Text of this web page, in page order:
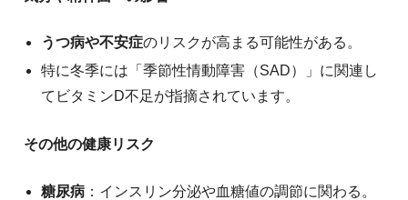
うつ病や不安症のリスクが高まる可能性がある。
特に冬季には「季節性情動障害（SAD）」に関連し
てビタミンD不足が指摘されています。
その他の健康リスク
糖尿病 ：インスリン分泌や血糖値の調節に関わる。